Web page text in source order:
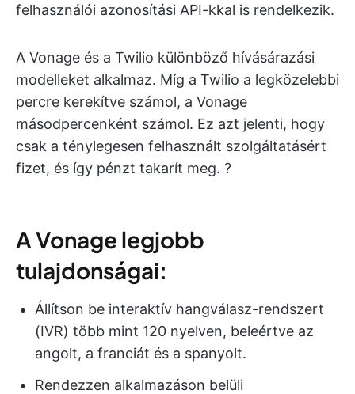
felhasználói azonosítási API-kkal is rendelkezik.
A Vonage és a Twilio különböző hívásárazási
modelleket alkalmaz. Míg a Twilio a legközelebbi
percre kerekítve számol, a Vonage
másodpercenként számol. Ez azt jelenti, hogy
csak a ténylegesen felhasznált szolgáltatásért
fizet, és így pénzt takarít meg. ?
A Vonage legjobb
tulajdonságai:
Állítson be interaktív hangválasz-rendszert
(IVR) több mint 120 nyelven, beleértve az
angolt, a franciát és a spanyolt.
Rendezzen alkalmazáson belüli